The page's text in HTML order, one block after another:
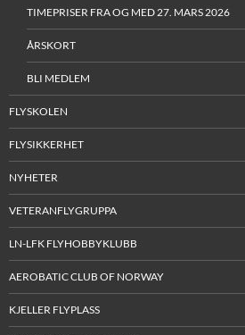
TIMEPRISER FRA OG MED 27. MARS 2026
ÅRSKORT
BLI MEDLEM
FLYSKOLEN
FLYSIKKERHET
NYHETER
VETERANFLYGRUPPA
LN-LFK FLYHOBBYKLUBB
AEROBATIC CLUB OF NORWAY
KJELLER FLYPLASS